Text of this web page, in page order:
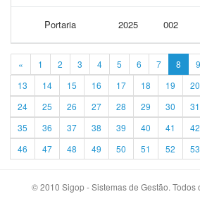
Portaria 2025 002
« 1 2 3 4 5 6 7 8 9
13
14 15 16 17 18 19 20
24
25 26 27 28 29 30 31
35
36 37 38 39 40 41 42
46
47 48 49 50 51 52 53
© 2010 Sigop - Sistemas de Gestão. Todos